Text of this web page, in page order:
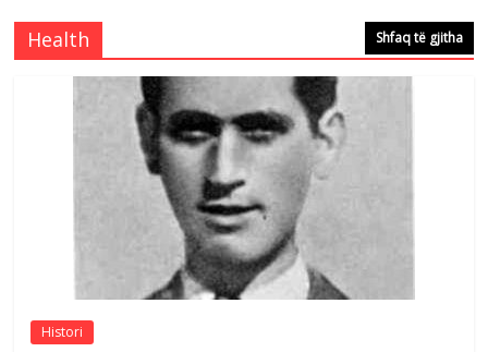
Comments Off
S’mbaj inat me asnjëri -Ganimete Jakupi
poete e respektuar
August 3, 2026 Comments Off
Nga Elmije Ajazi e nderuar
August 5, 2026 Comments Off
Health Shfaq të gjitha
Histori